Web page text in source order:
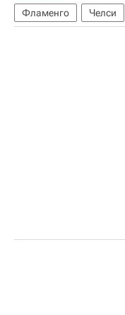
Фламенго
Челси